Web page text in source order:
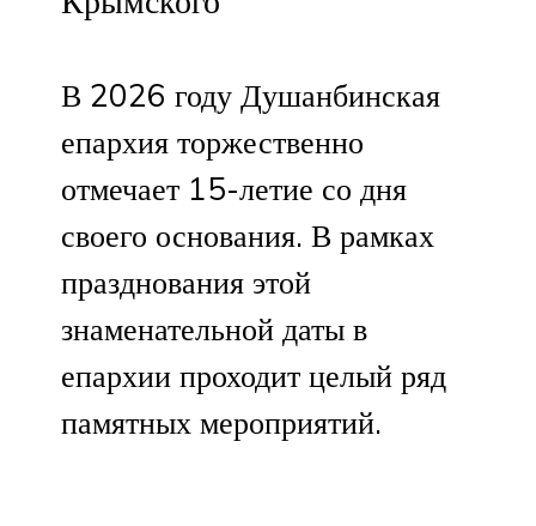
В 2026 году Душанбинская
епархия торжественно
отмечает 15-летие со дня
своего основания. В рамках
празднования этой
знаменательной даты в
епархии проходит целый ряд
памятных мероприятий.